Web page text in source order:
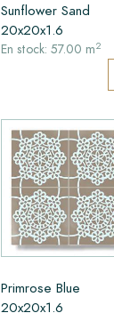
Sunflower Sand
20x20x1.6
En stock: 57.00 m2
Primrose Blue
20x20x1.6